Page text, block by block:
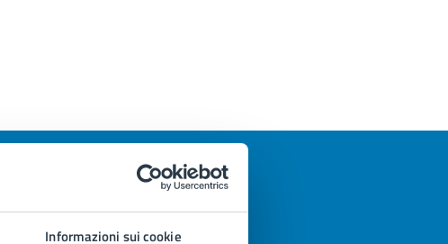
Informazioni sui cookie